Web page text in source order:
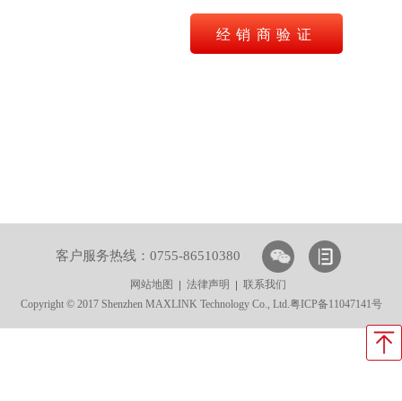
客户服务热线：0755-86510380
网站地图 法律声明
联系我们
Copyright © 2017 Shenzhen MAXLINK Technology Co., Ltd.粤ICP备11047141号